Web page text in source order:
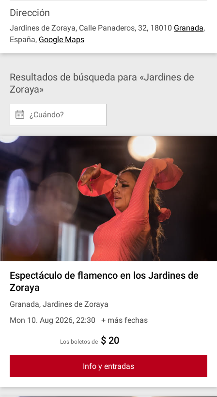
Dirección
Jardines de Zoraya, Calle Panaderos, 32, 18010 Granada,
España, Google Maps
Resultados de búsqueda para «Jardines de
Zoraya»
¿Cuándo?
Espectáculo de flamenco en los Jardines de
Zoraya
Granada, Jardines de Zoraya
Mon 10. Aug 2026, 22:30
+ más fechas
Los boletos de $ 20
Info y entradas